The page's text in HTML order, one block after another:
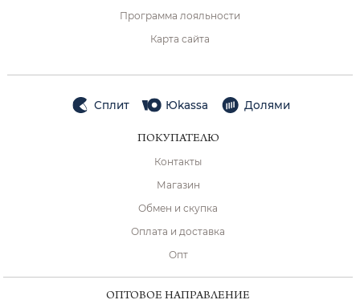
Программа лояльности
Карта сайта
Сплит Юkassa Долями
ПОКУПАТЕЛЮ
Контакты
Магазин
Обмен и скупка
Оплата и доставка
Опт
ОПТОВОЕ НАПРАВЛЕНИЕ